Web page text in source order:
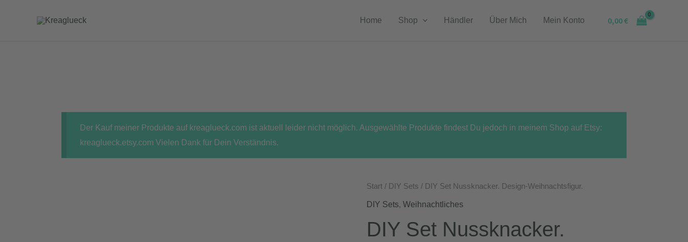
Home Shop Händler Über Mich Mein Konto 0,00€
Der Kauf meiner Produkte auf kreaglueck.com ist aktuell leider nicht möglich. Ausgewählte Produkte findest Du jedoch in meinem Shop auf Etsy:
kreaglueck.etsy.com Vielen Dank für Dein Verständnis.
Start / DIY Sets / DIY Set Nussknacker. Design-Weihnachtsfigur.
DIY Sets,Weihnachtliches
DIY Set Nussknacker.